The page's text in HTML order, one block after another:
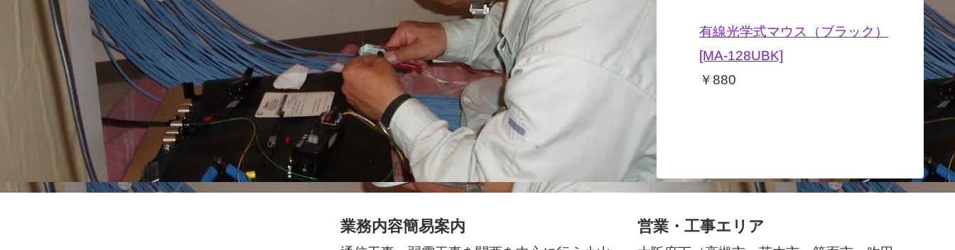
業務内容簡易案内
通信工事・弱電工事を関西を中心に行う小山
通信工事です。主な工事内容は、放送設備・
監視カメラ他セキュリティ設備・LAN設備・
営業・工事エリア
大阪府下（高槻市・茨木市・箕面市・吹田
市・豊中市・摂津市・枚方市・守口市・寝屋
川市・門真市・交野市・大東市・松原市・富